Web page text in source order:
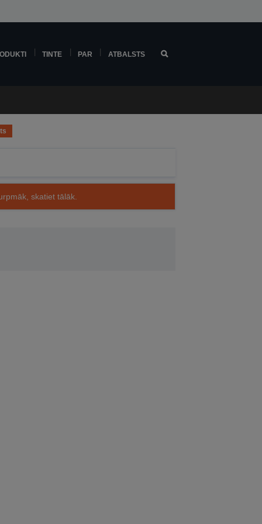
TINTE PAR ATBALSTS
skatiet tālāk.